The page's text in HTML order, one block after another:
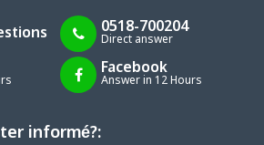
0518-700204
Direct answer
Facebook
Answer in 12 Hours
informé?: